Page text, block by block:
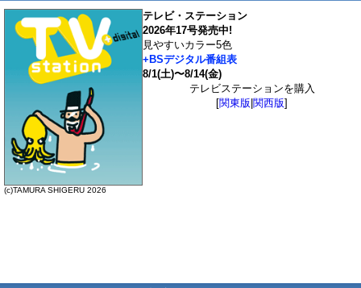
(c)TAMURA SHIGERU 2026
テレビ・ステーション
2026年17号発売中!
見やすいカラー5色
+BSデジタル番組表
8/1(土)〜8/14(金)
テレビステーションを購入
[関東版 関西版]